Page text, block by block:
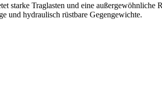
starke Traglasten und eine
und hydraulisch rüstbare Gegengewichte.